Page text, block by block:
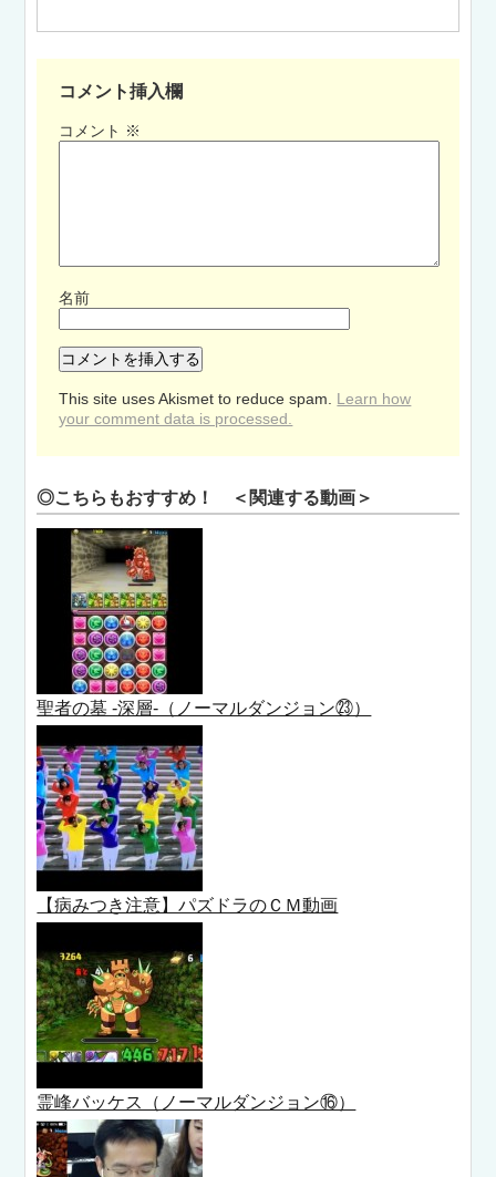
コメント挿入欄
コメント ※
名前
This site uses Akismet to reduce spam. Learn how
your comment data is processed.
◎こちらもおすすめ！ ＜関連する動画＞
聖者の墓 -深層-（ノーマルダンジョン㉓）
【病みつき注意】パズドラのＣＭ動画
霊峰バッケス（ノーマルダンジョン⑯）